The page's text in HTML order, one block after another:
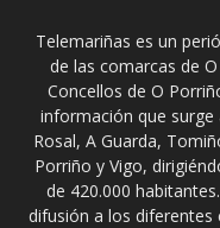
Telemariñas es un
de las comarcas de
Concellos de O
información que surge
Rosal, A Guarda,
Porriño y Vigo,
de 420.000
difusión a los diferentes